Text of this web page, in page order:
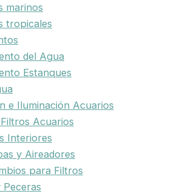
marinos
tropicales
del Agua
Estanques
e Iluminación Acuarios
Acuarios
Interiores
y Aireadores
para Filtros